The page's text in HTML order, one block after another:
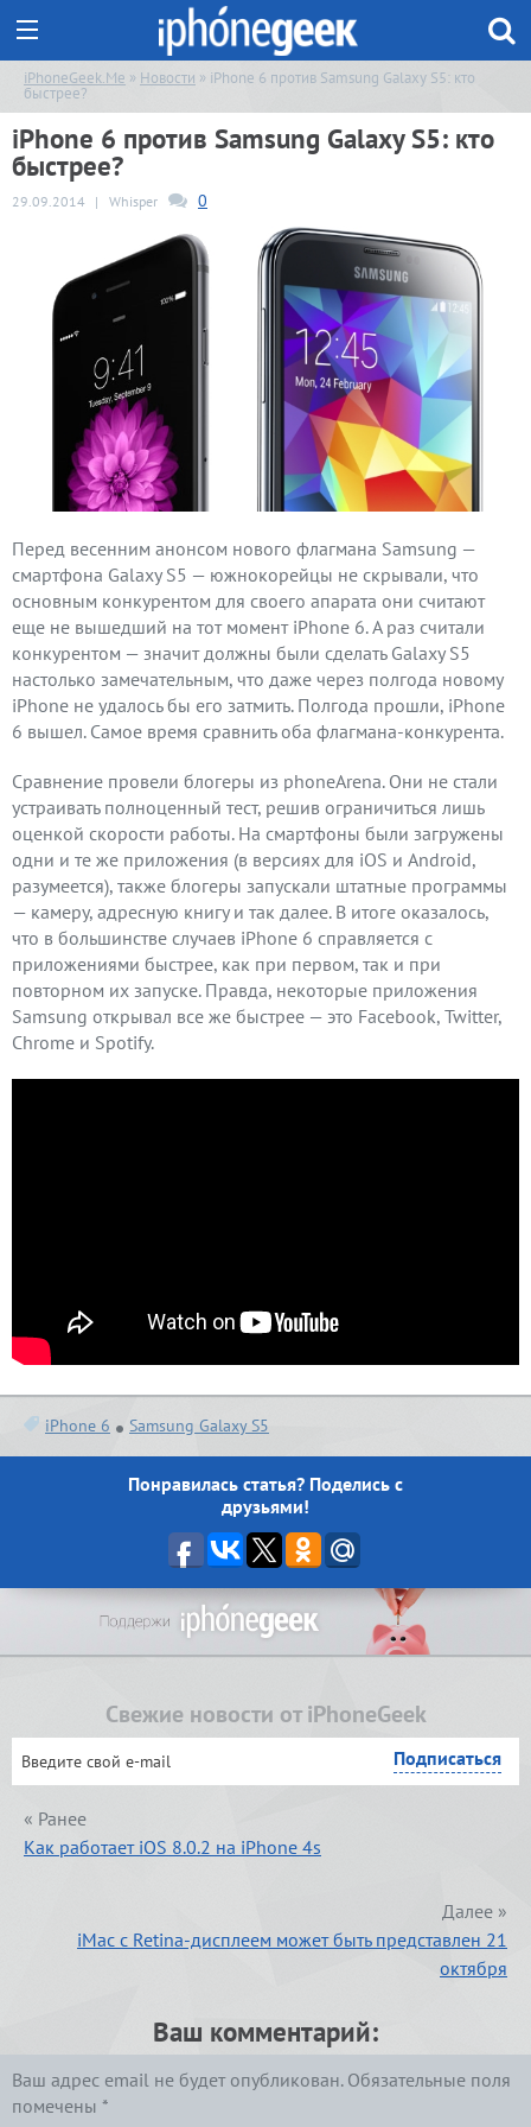
iPhoneGeek.Me » Новости » iPhone 6 против Samsung Galaxy S5: кто
быстрее?
iPhone 6 против Samsung Galaxy S5: кто
быстрее?
29.09.2014 | Whisper 0
Перед весенним анонсом нового флагмана Samsung —
смартфона Galaxy S5 — южнокорейцы не скрывали, что
основным конкурентом для своего апарата они считают
еще не вышедший на тот момент iPhone 6. А раз считали
конкурентом — значит должны были сделать Galaxy S5
настолько замечательным, что даже через полгода новому
iPhone не удалось бы его затмить. Полгода прошли, iPhone
6 вышел. Самое время сравнить оба флагмана-конкурента.
Сравнение провели блогеры из phoneArena. Они не стали
устраивать полноценный тест, решив ограничиться лишь
оценкой скорости работы. На смартфоны были загружены
одни и те же приложения (в версиях для iOS и Android,
разумеется), также блогеры запускали штатные программы
— камеру, адресную книгу и так далее. В итоге оказалось,
что в большинстве случаев iPhone 6 справляется с
приложениями быстрее, как при первом, так и при
повторном их запуске. Правда, некоторые приложения
Samsung открывал все же быстрее — это Facebook, Twitter,
Chrome и Spotify.
iPhone 6 Samsung Galaxy S5
Понравилась статья? Поделись с
друзьями!
Свежие новости от iPhoneGeek
« Ранее
Как работает iOS 8.0.2 на iPhone 4s
Далее »
iMac с Retina-дисплеем может быть представлен 21
октября
Ваш комментарий:
Ваш адрес email не будет опубликован. Обязательные поля
помечены *